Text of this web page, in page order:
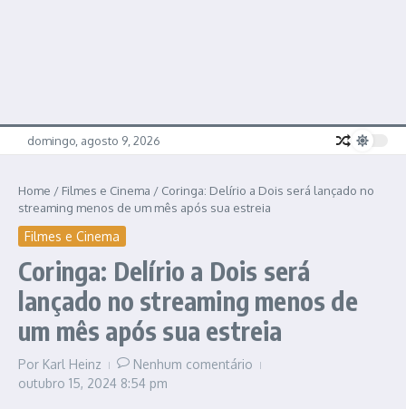
domingo, agosto 9, 2026
Home / Filmes e Cinema / Coringa: Delírio a Dois será lançado no
streaming menos de um mês após sua estreia
Filmes e Cinema
Coringa: Delírio a Dois será
lançado no streaming menos de
um mês após sua estreia
Por Karl Heinz
Nenhum comentário
outubro 15, 2024 8:54 pm